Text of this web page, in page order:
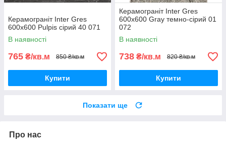
Керамограніт Inter Gres
600x600 Pulpis сірий 40 071
В наявності
765 ₴/кв.м 850 ₴/кв.м
Купити
Керамограніт Inter Gres
600x600 Gray темно-сірий 01
072
В наявності
738 ₴/кв.м 820 ₴/кв.м
Купити
Показати ще
Про нас